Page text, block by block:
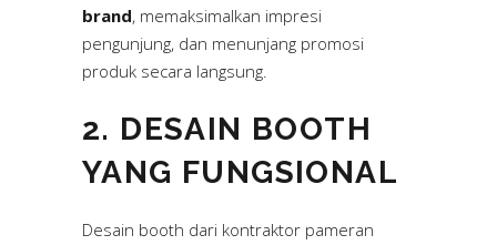
brand, memaksimalkan impresi
pengunjung, dan menunjang promosi
produk secara langsung.
2. DESAIN BOOTH
YANG FUNGSIONAL
Desain booth dari kontraktor pameran